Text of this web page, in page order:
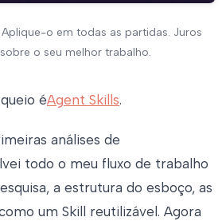
Aplique-o em todas as partidas. Juros
o seu melhor trabalho.
éAgent Skills.
análises de
todo o meu fluxo de trabalho
a estrutura do esboço, as
um Skill reutilizável. Agora